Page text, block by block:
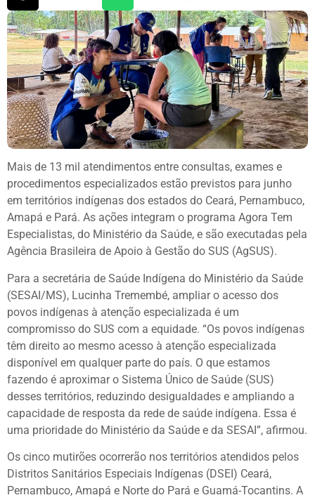
Mais de 13 mil atendimentos entre consultas, exames e
procedimentos especializados estão previstos para junho
em territórios indígenas dos estados do Ceará, Pernambuco,
Amapá e Pará. As ações integram o programa Agora Tem
Especialistas, do Ministério da Saúde, e são executadas pela
Agência Brasileira de Apoio à Gestão do SUS (AgSUS).
Para a secretária de Saúde Indígena do Ministério da Saúde
(SESAI/MS), Lucinha Tremembé, ampliar o acesso dos
povos indígenas à atenção especializada é um
compromisso do SUS com a equidade. “Os povos indígenas
têm direito ao mesmo acesso à atenção especializada
disponível em qualquer parte do país. O que estamos
fazendo é aproximar o Sistema Único de Saúde (SUS)
desses territórios, reduzindo desigualdades e ampliando a
capacidade de resposta da rede de saúde indígena. Essa é
uma prioridade do Ministério da Saúde e da SESAI”, afirmou.
Os cinco mutirões ocorrerão nos territórios atendidos pelos
Distritos Sanitários Especiais Indígenas (DSEI) Ceará,
Pernambuco, Amapá e Norte do Pará e Guamá-Tocantins. A